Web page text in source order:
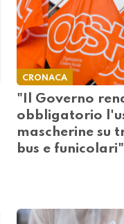
CRONACA
"Il Governo
obbligatorio
mascherine su
bus e funicolari"